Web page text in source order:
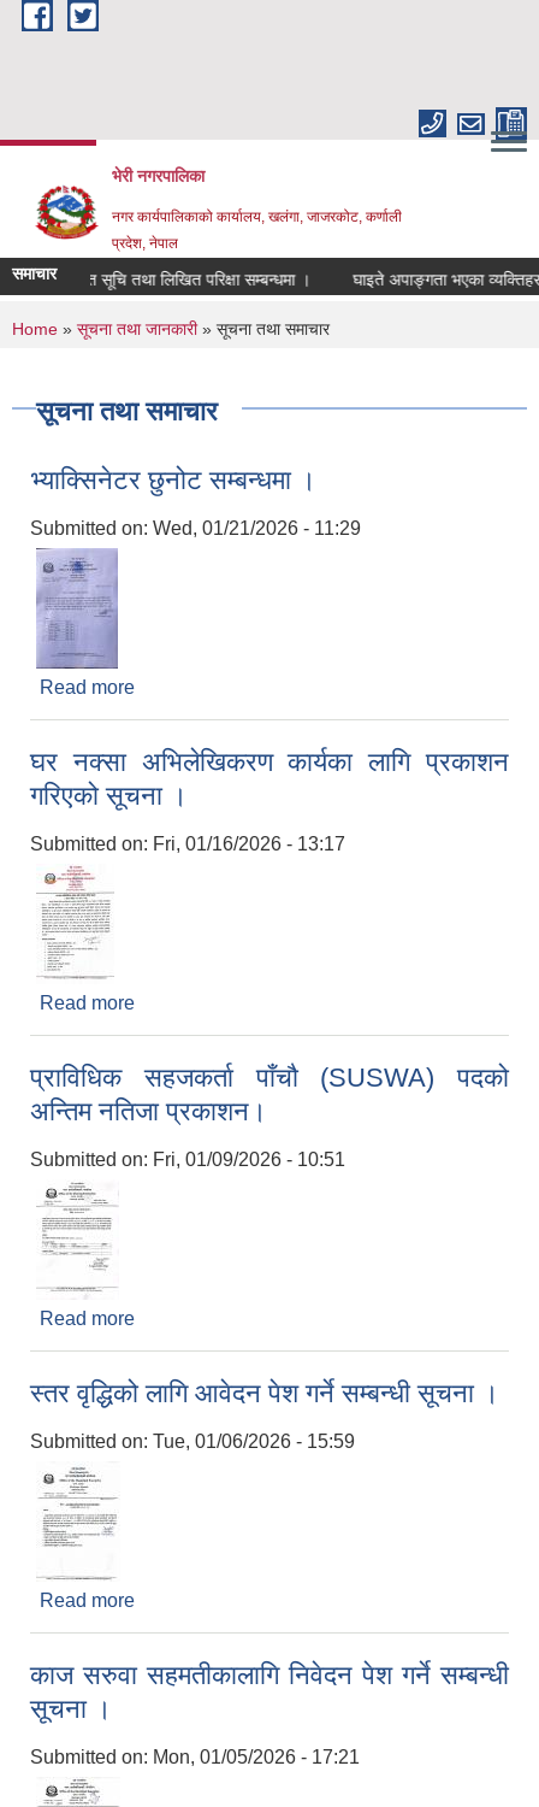
Skip to main content
भेरी नगरपालिका
नगर कार्यपालिकाको कार्यालय, खलंगा, जाजरकोट, कर्णाली
प्रदेश, नेपाल
समाचारसूचि तथा लिखित परिक्षा सम्बन्धमा । घाइते अपाङ्गता भएका व्यक्तिहरुलाई
You are here
Home » सूचना तथा जानकारी» सूचना तथा समाचार
सूचना तथा समाचार
भ्याक्सिनेटर छुनोट सम्बन्धमा ।
Submitted on: Wed, 01/21/2026 - 11:29
Read more
घर नक्सा अभिलेखिकरण कार्यका लागि प्रकाशन
गरिएको सूचना ।
Submitted on: Fri, 01/16/2026 - 13:17
Read more
प्राविधिक सहजकर्ता पाँचौ (SUSWA) पदको
अन्तिम नतिजा प्रकाशन।
Submitted on: Fri, 01/09/2026 - 10:51
Read more
स्तर वृद्धिको लागि आवेदन पेश गर्ने सम्बन्धी सूचना ।
Submitted on: Tue, 01/06/2026 - 15:59
Read more
काज सरुवा सहमतीकालागि निवेदन पेश गर्ने सम्बन्धी
सूचना ।
Submitted on: Mon, 01/05/2026 - 17:21